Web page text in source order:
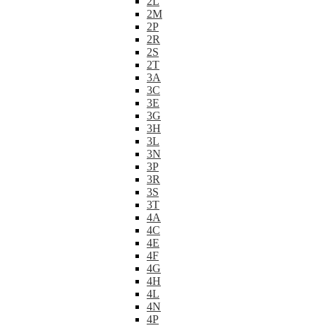
2M
2P
2R
2S
2T
3A
3C
3E
3G
3H
3L
3N
3P
3R
3S
3T
4A
4C
4E
4F
4G
4H
4L
4N
4P